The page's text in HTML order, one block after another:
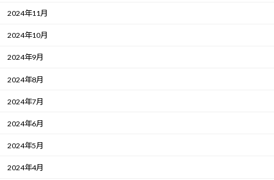
2024年11月
2024年10月
2024年9月
2024年8月
2024年7月
2024年6月
2024年5月
2024年4月